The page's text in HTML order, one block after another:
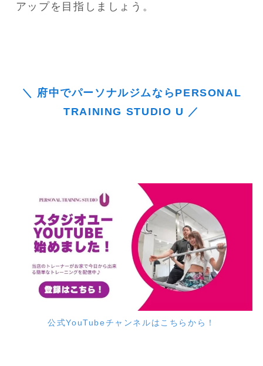
アップを目指しましょう。
＼ 府中でパーソナルジムならPERSONAL
TRAINING STUDIO U ／
公式YouTubeチャンネルはこちらから！